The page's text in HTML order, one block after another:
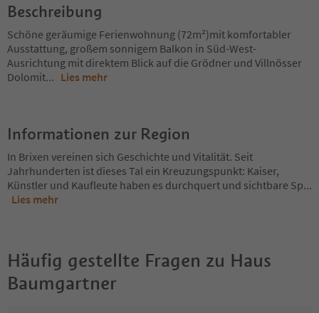
Beschreibung
Schöne geräumige Ferienwohnung (72m²)mit komfortabler
Ausstattung, großem sonnigem Balkon in Süd-West-
Ausrichtung mit direktem Blick auf die Grödner und Villnösser
Dolomit... Lies mehr
Informationen zur Region
In Brixen vereinen sich Geschichte und Vitalität. Seit
Jahrhunderten ist dieses Tal ein Kreuzungspunkt: Kaiser,
Künstler und Kaufleute haben es durchquert und sichtbare Sp...
Lies mehr
Häufig gestellte Fragen zu Haus
Baumgartner